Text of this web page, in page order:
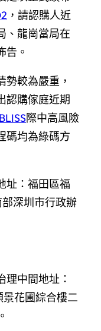
，請認購人近
、龍崗當局在
告。
勢較為嚴重，
認購傢庭近期
際中高風險
碼均為綠碼方
址：福田區福
深圳市行政辦
理中間地址：
花圃綜合樓二